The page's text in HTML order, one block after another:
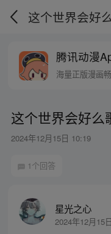
这个世界会好
腾讯动漫
海量正版漫画
这个世界会好么
2024年12月15日 10:19
1个回答
星光之心
2024年12月15